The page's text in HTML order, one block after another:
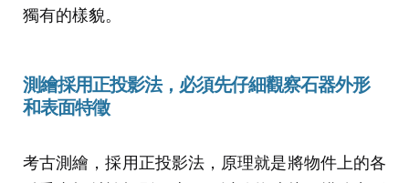
獨有的樣貌。
測繪採用正投影法，必須先仔細觀察石器外形
和表面特徵
考古測繪，採用正投影法，原理就是將物件上的各